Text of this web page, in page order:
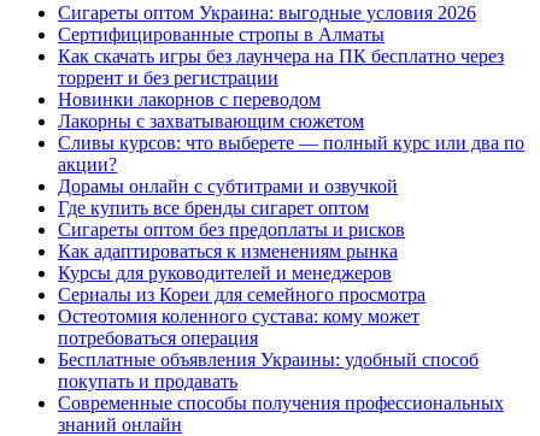
Сигареты оптом Украина: выгодные условия 2026
Сертифицированные стропы в Алматы
Как скачать игры без лаунчера на ПК бесплатно через
торрент и без регистрации
Новинки лакорнов с переводом
Лакорны с захватывающим сюжетом
Сливы курсов: что выберете — полный курс или два по
акции?
Дорамы онлайн с субтитрами и озвучкой
Где купить все бренды сигарет оптом
Сигареты оптом без предоплаты и рисков
Как адаптироваться к изменениям рынка
Курсы для руководителей и менеджеров
Сериалы из Кореи для семейного просмотра
Остеотомия коленного сустава: кому может
потребоваться операция
Бесплатные объявления Украины: удобный способ
покупать и продавать
Современные способы получения профессиональных
знаний онлайн